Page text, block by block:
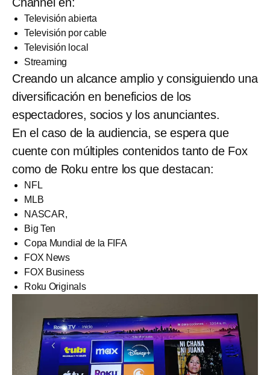
Televisión abierta
Televisión por cable
Televisión local
Streaming
Creando un alcance amplio y consiguiendo una
diversificación en beneficios de los
espectadores, socios y los anunciantes.
En el caso de la audiencia, se espera que
cuente con múltiples contenidos tanto de Fox
como de Roku entre los que destacan:
NFL
MLB
NASCAR,
Big Ten
Copa Mundial de la FIFA
FOX News
FOX Business
Roku Originals